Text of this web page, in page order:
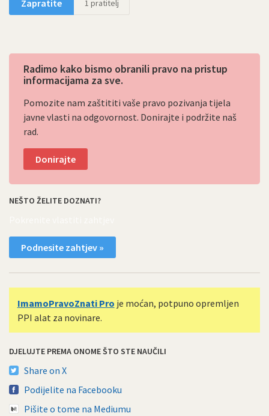
Zapratite 1 pratitelj
Radimo kako bismo obranili pravo na pristup
informacijama za sve.
Pomozite nam zaštititi vaše pravo pozivanja tijela
javne vlasti na odgovornost. Donirajte i podržite naš
rad.
Donirajte
NEŠTO ŽELITE DOZNATI?
Podnesite zahtjev »
ImamoPravoZnati Pro je moćan, potpuno opremljen
PPI alat za novinare.
DJELUJTE PREMA ONOME ŠTO STE NAUČILI
Share on X
Podijelite na Facebooku
Pišite o tome na Mediumu